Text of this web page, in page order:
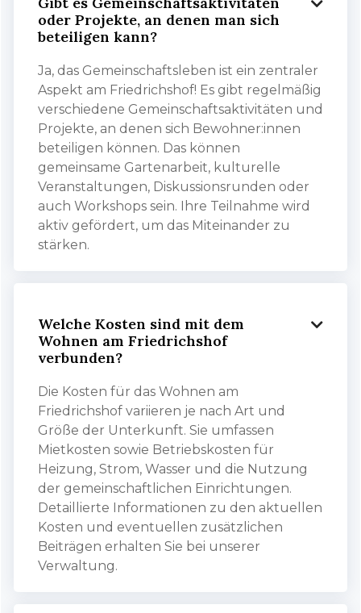
oder Projekte, an denen man sich
beteiligen kann?

Ja, das Gemeinschaftsleben ist ein zentraler
Aspekt am Friedrichshof! Es gibt regelmäßig
verschiedene Gemeinschaftsaktivitäten und
Projekte, an denen sich Bewohner:innen
beteiligen können. Das können
gemeinsame Gartenarbeit, kulturelle
Veranstaltungen, Diskussionsrunden oder
auch Workshops sein. Ihre Teilnahme wird
aktiv gefördert, um das Miteinander zu
stärken.
Welche Kosten sind mit dem
Wohnen am Friedrichshof
verbunden?

Die Kosten für das Wohnen am
Friedrichshof variieren je nach Art und
Größe der Unterkunft. Sie umfassen
Mietkosten sowie Betriebskosten für
Heizung, Strom, Wasser und die Nutzung
der gemeinschaftlichen Einrichtungen.
Detaillierte Informationen zu den aktuellen
Kosten und eventuellen zusätzlichen
Beiträgen erhalten Sie bei unserer
Verwaltung.